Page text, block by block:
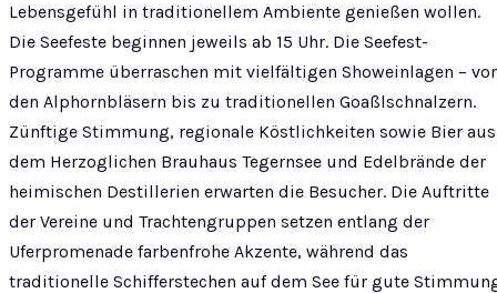
Lebensgefühl in traditionellem Ambiente genießen wollen.
Die Seefeste beginnen jeweils ab 15 Uhr. Die Seefest-
Programme überraschen mit vielfältigen Showeinlagen –
den Alphornbläsern bis zu traditionellen Goaßlschnalzern.
Zünftige Stimmung, regionale Köstlichkeiten sowie Bier aus
dem Herzoglichen Brauhaus Tegernsee und Edelbrände der
heimischen Destillerien erwarten die Besucher. Die Auftritte
der Vereine und Trachtengruppen setzen entlang der
Uferpromenade farbenfrohe Akzente, während das
traditionelle Schifferstechen auf dem See für gute